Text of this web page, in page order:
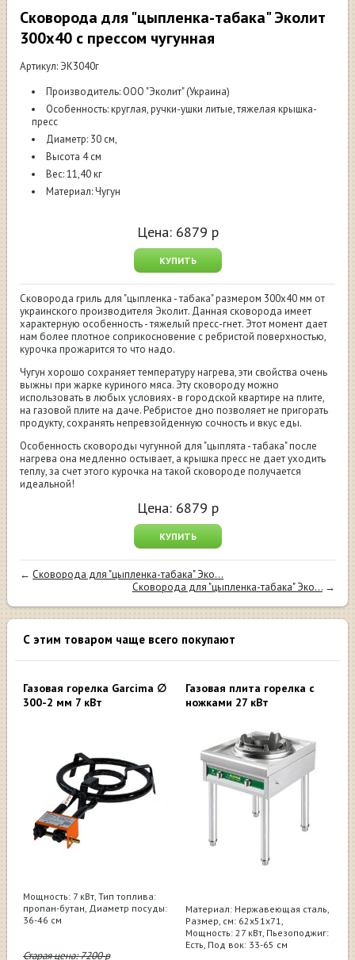
Сковорода для "цыпленка-табака" Эколит
300х40 с прессом чугунная
Артикул: ЭК3040г
Производитель: ООО "Эколит" (Украина)
Особенность: круглая, ручки-ушки литые, тяжелая крышка-
пресс
Диаметр: 30 см,
Высота 4 см
Вес: 11,40 кг
Материал: Чугун
Цена: 6879 р
КУПИТЬ
Сковорода гриль для "цыпленка - табака" размером 300х40 мм от
украинского производителя Эколит. Данная сковорода имеет
характерную особенность - тяжелый пресс-гнет. Этот момент дает
нам более плотное соприкосновение с ребристой поверхностью,
курочка прожарится то что надо.
Чугун хорошо сохраняет температуру нагрева, эти свойства очень
выжны при жарке куриного мяса. Эту сковороду можно
использовать в любых условиях- в городской квартире на плите,
на газовой плите на даче. Ребристое дно позволяет не пригорать
продукту, сохранять непревзойденную сочность и вкус еды.
Особенность сковороды чугунной для "цыплята - табака" после
нагрева она медленно остывает, а крышка пресс не дает уходить
теплу, за счет этого курочка на такой сковороде получается
идеальной!
Цена: 6879 р
КУПИТЬ
← Сковорода для "цыпленка-табака" Эко...
Сковорода для "цыпленка-табака" Эко...→
С этим товаром чаще всего покупают
Газовая горелка Garcima ∅
300-2 мм 7 кВт
Мощность: 7 кВт, Тип топлива:
пропан-бутан, Диаметр посуды:
36-46 см
Старая цена:7200р
Газовая плита горелка c
ножками 27 кВт
Материал: Нержавеющая сталь,
Размер, см: 62х51х71,
Мощность: 27 кВт, Пьезоподжиг:
Есть, Под вок: 33-65 см